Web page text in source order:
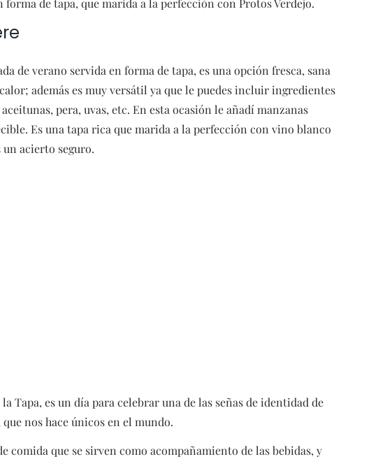
forma de tapa, que marida a la perfección con Protos Verdejo.
de verano servida en forma de tapa, es una opción fresca, sana
además es muy versátil ya que le puedes incluir ingredientes
pera, uvas, etc. En esta ocasión le añadí manzanas
Es una tapa rica que marida a la perfección con vino blanco
acierto seguro.
Tapa, es un día para celebrar una de las señas de identidad de
nos hace únicos en el mundo.
comida que se sirven como acompañamiento de las bebidas, y